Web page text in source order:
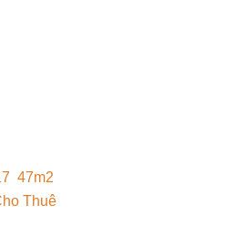
47m2
Thuê